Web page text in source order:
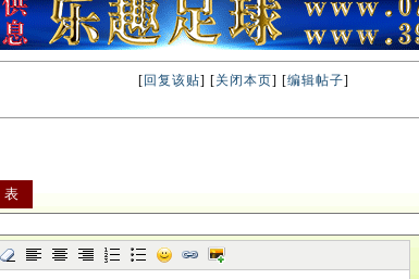
[ 回复该贴] [关闭本页] [编辑帖子]